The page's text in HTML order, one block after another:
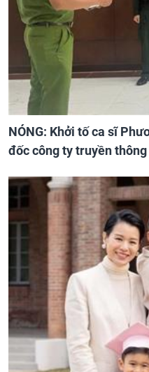
NÓNG: Khởi tố ca sĩ
đốc công ty truyền thông